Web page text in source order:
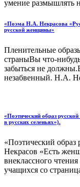
умение размышлять
«Поэма Н.А. Некрасова
русской женщины»
Пленительные
страныВы что-
забыться не
незабвенный. Н.А.
«Поэтический образ
в русских селеньях»).
«Поэтический
Некрасов «Есть
внеклассного
учащихся со